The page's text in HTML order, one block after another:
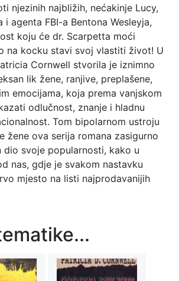
njezinih najbližih, nećakinje Lucy,
i agenta FBI-a Bentona Wesleyja,
koju će dr. Scarpetta moći
na kocku stavi svoj vlastiti život! U
Cornwell stvorila je iznimno
lik žene, ranjive, preplašene,
emocijama, koja prema vanjskom
odlučnost, znanje i hladnu
Tom bipolarnom ustroju
žene ova serija romana zasigurno
dio svoje popularnosti, kako u
nas, gdje je svakom nastavku
mjesto na listi najprodavanijih